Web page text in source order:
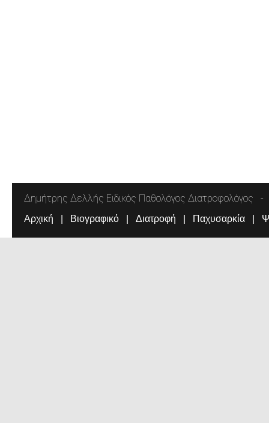
Δημήτρης Δελλής Ειδικός Παθολόγος Διατροφολόγος
Αρχική Βιογραφικό Διατροφή Παχυσαρκία